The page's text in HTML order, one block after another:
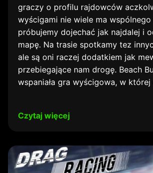
graczy o profilu rajdowców
wyścigami nie wiele ma
próbujemy dojechać jak najdalej i
mapę. Na trasie spotkamy tez
ale są oni raczej dodatkiem jak
przebiegające nam drogę. Beach
wspaniała gra wyścigowa, w
Czytaj więcej